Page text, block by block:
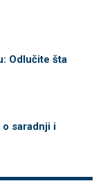
Odlučite šta
saradnji i